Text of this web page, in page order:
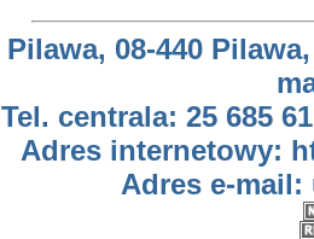
08-440
Tel. centrala: 25 685
Adres internetowy:
Adres e-mail: